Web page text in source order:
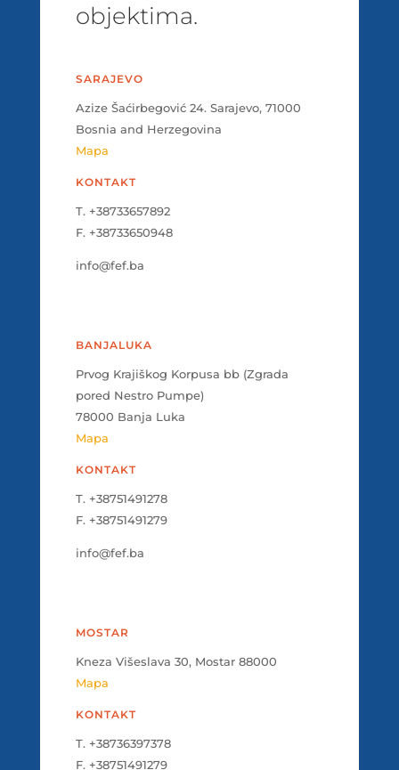
objektima.
SARAJEVO
Azize Šaćirbegović 24. Sarajevo, 71000
Bosnia and Herzegovina
Mapa
KONTAKT
T. +38733657892
F. +38733650948
info@fef.ba
BANJALUKA
Prvog Krajiškog Korpusa bb (Zgrada
pored Nestro Pumpe)
78000 Banja Luka
Mapa
KONTAKT
T. +38751491278
F. +38751491279
info@fef.ba
MOSTAR
Kneza Višeslava 30, Mostar 88000
Mapa
KONTAKT
T. +38736397378
F. +38751491279